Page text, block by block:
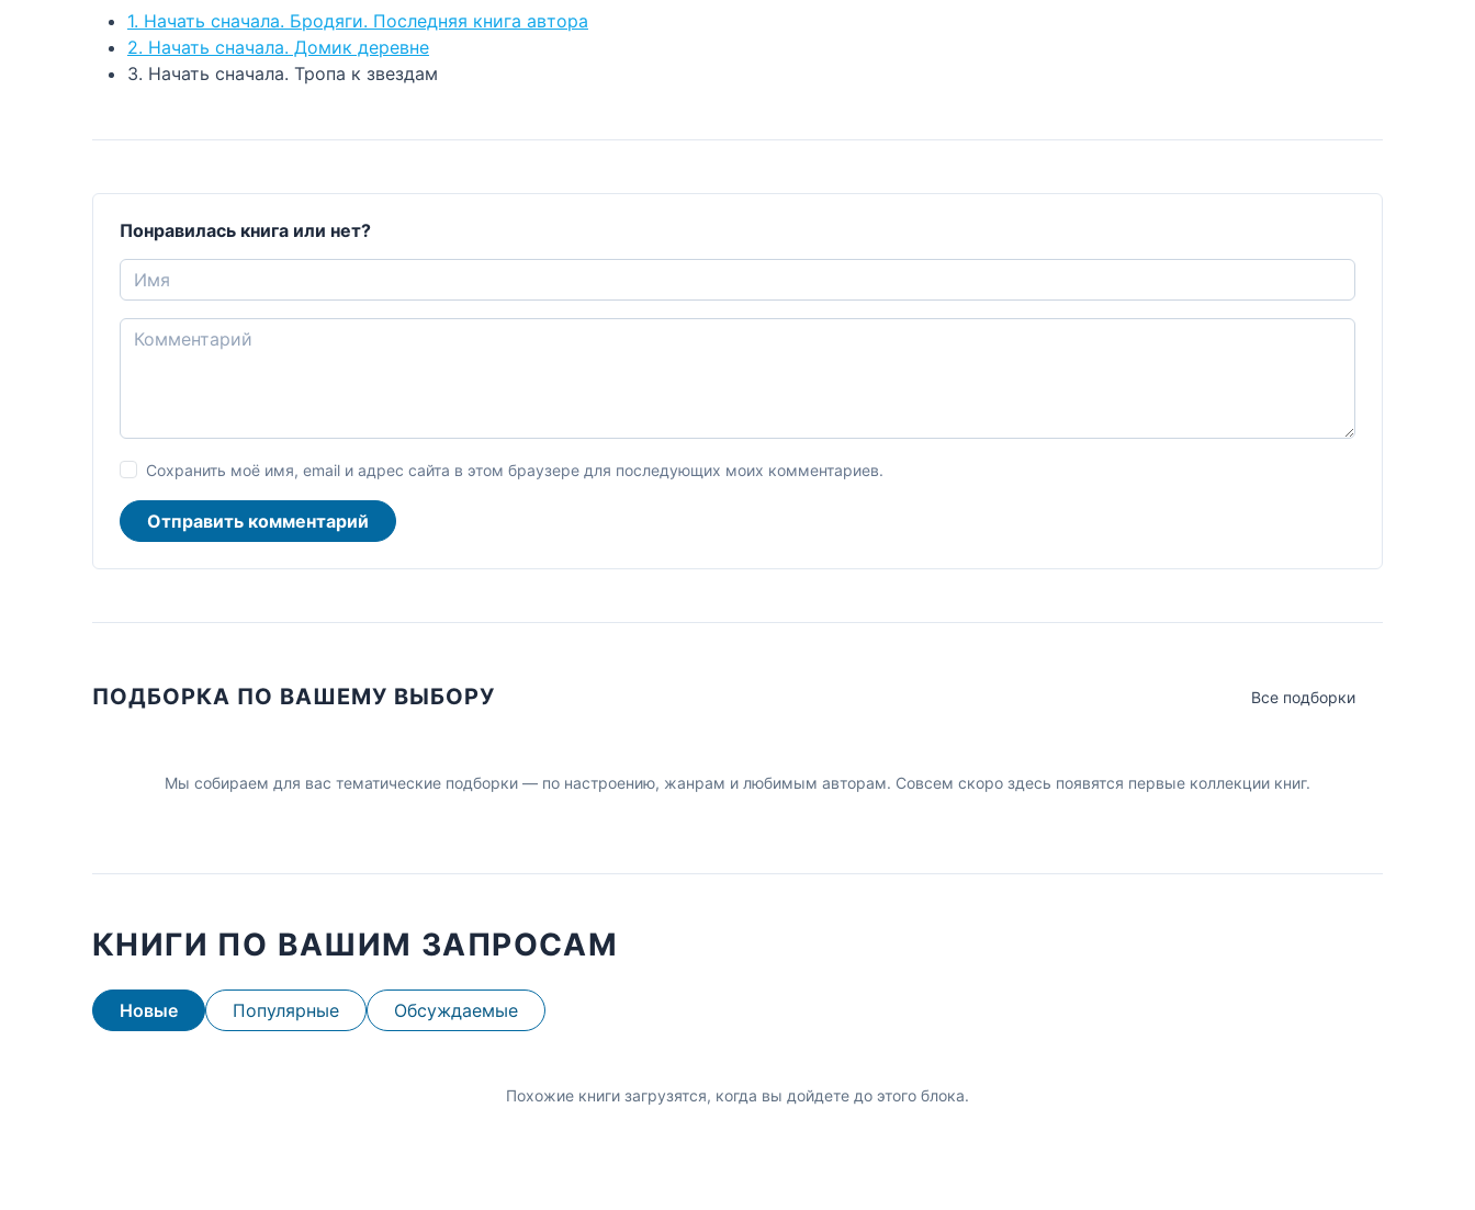
1. Начать сначала. Бродяги. Последняя книга автора
2. Начать сначала. Домик деревне
3. Начать сначала. Тропа к звездам
Понравилась книга или нет?
Сохранить моё имя, email и адрес сайта в этом браузере для последующих моих комментариев.
Отправить комментарий
ПОДБОРКА ПО ВАШЕМУ ВЫБОРУ Все подборки
Мы собираем для вас тематические подборки — по настроению, жанрам и любимым авторам. Совсем скоро здесь появятся первые коллекции книг.
КНИГИ ПО ВАШИМ ЗАПРОСАМ
Новые Популярные Обсуждаемые
Похожие книги загрузятся, когда вы дойдете до этого блока.